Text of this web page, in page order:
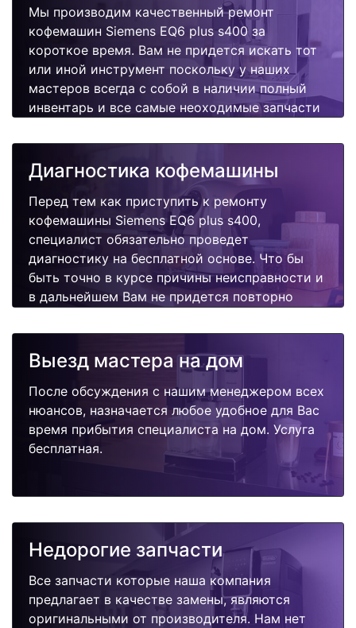
Мы производим качественный ремонт
кофемашин Siemens EQ6 plus s400 за
короткое время. Вам не придется искать тот
или иной инструмент поскольку у наших
мастеров всегда с собой в наличии полный
инвентарь и все самые неоходимые запчасти
быстро, качественно и недорого.
Диагностика кофемашины
Перед тем как приступить к ремонту
кофемашины Siemens EQ6 plus s400,
специалист обязательно проведет
диагностику на бесплатной основе. Что бы
быть точно в курсе причины неисправности и
в дальнейшем Вам не придется повторно
поломок.
Выезд мастера на дом
После обсуждения с нашим менеджером всех
нюансов, назначается любое удобное для Вас
время прибытия специалиста на дом. Услуга
бесплатная.
Недорогие запчасти
Все запчасти которые наша компания
предлагает в качестве замены, являются
оригинальными от производителя. Нам нет